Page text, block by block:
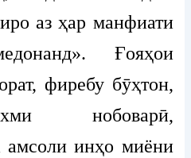
аз ҳар манфиати
Ғояҳои
фиребу бӯҳтон,
нобоварӣ,
амсоли инҳо миёни